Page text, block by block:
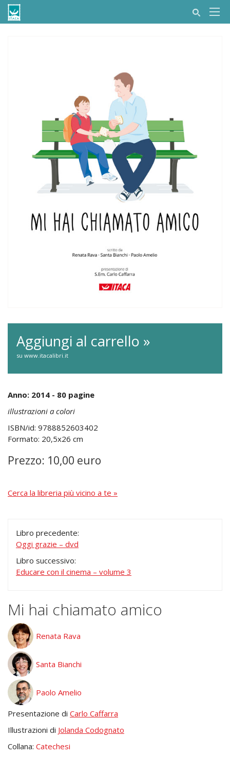
Aggiungi al carrello »
su www.itacalibri.it
Anno: 2014 - 80 pagine
illustrazioni a colori
ISBN/id: 9788852603402
Formato: 20,5x26 cm
Prezzo: 10,00 euro
Cerca la libreria più vicino a te »
Libro precedente:
Oggi grazie – dvd
Libro successivo:
Educare con il cinema – volume 3
Mi hai chiamato amico
Renata Rava
Santa Bianchi
Paolo Amelio
Presentazione di Carlo Caffarra
Illustrazioni di Jolanda Codognato
Collana: Catechesi